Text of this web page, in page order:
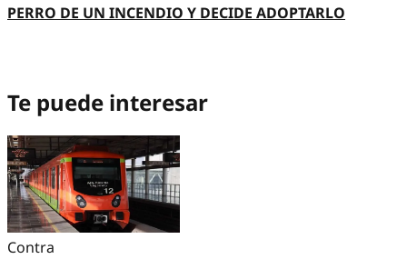
PERRO DE UN INCENDIO Y DECIDE ADOPTARLO
Te puede interesar
Contra